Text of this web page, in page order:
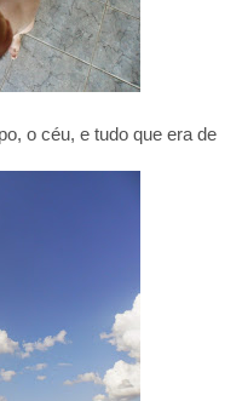
o céu, e tudo que era de